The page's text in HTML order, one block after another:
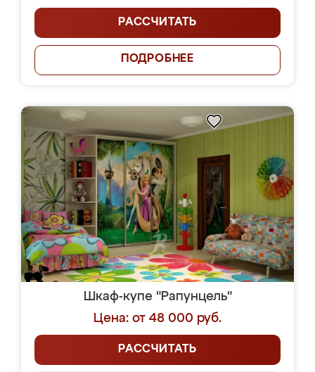
РАССЧИТАТЬ
ПОДРОБНЕЕ
Шкаф-купе "Рапунцель"
Цена: от 48 000 руб.
РАССЧИТАТЬ